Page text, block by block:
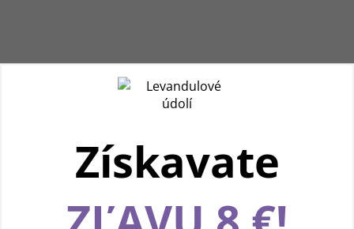
pohodlnú cestu webom Levanduľového údolia.
Vďaka vašim podnetom neustále zlepšujeme
Získavate